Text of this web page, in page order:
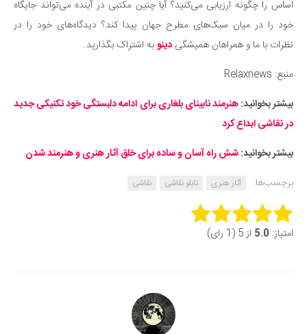
اساس را چگونه ارزیابی می‌کنید؟ آیا چنین مکتبی در آینده می‌تواند جایگاه
خود را در میان سبک‌های مطرح جهان پیدا کند؟ دیدگاه‌های خود را در
نظرات با ما و همراهان همیشگی دینوبه اشتراک بگذارید.
منبع: Relaxnews
بیشتر بخوانید:هنرمند نابینای بلغاری برای ادامه دلبستگی خود تکنیکی جدید
در نقاشی ابداع کرد
بیشتر بخوانید:شش راه آسان و ساده برای خلق آثار هنری و هنرمند شدن
برچسب‌ها:
آثار هنری تابلو نقاشی نقاشی
Rate this item:
امتیاز: 5.0 از 5 (1 رای)